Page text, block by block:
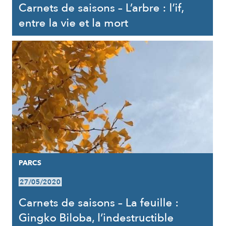
Carnets de saisons – L’arbre : l’if,
entre la vie et la mort
PARCS
27/05/2020
Carnets de saisons – La feuille :
Gingko Biloba, l’indestructible